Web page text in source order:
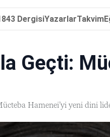
DergisiYazarlarTakvim
Geçti:
Hamenei’yi yeni dini